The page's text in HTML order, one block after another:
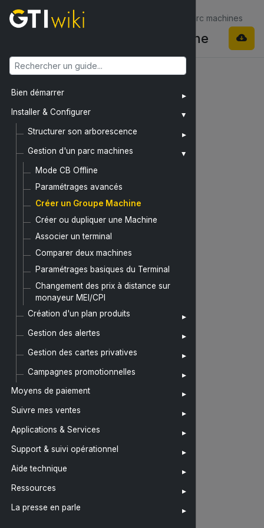
Bien démarrer
Installer & Configurer
Structurer son arborescence
Gestion d'un parc machines
Mode CB Offline
Paramétrages avancés
Créer un Groupe Machine
Créer ou dupliquer une Machine
Associer un terminal
Comparer deux machines
Paramétrages basiques du Terminal
Changement des prix à distance sur
monayeur MEI/CPI
Création d'un plan produits
Gestion des alertes
Gestion des cartes privatives
Campagnes promotionnelles
Moyens de paiement
Suivre mes ventes
Applications & Services
Support & suivi opérationnel
Aide technique
Ressources
La presse en parle
Installer & Configurer / Gestion d'un parc machines
Créer un Groupe Machine
x